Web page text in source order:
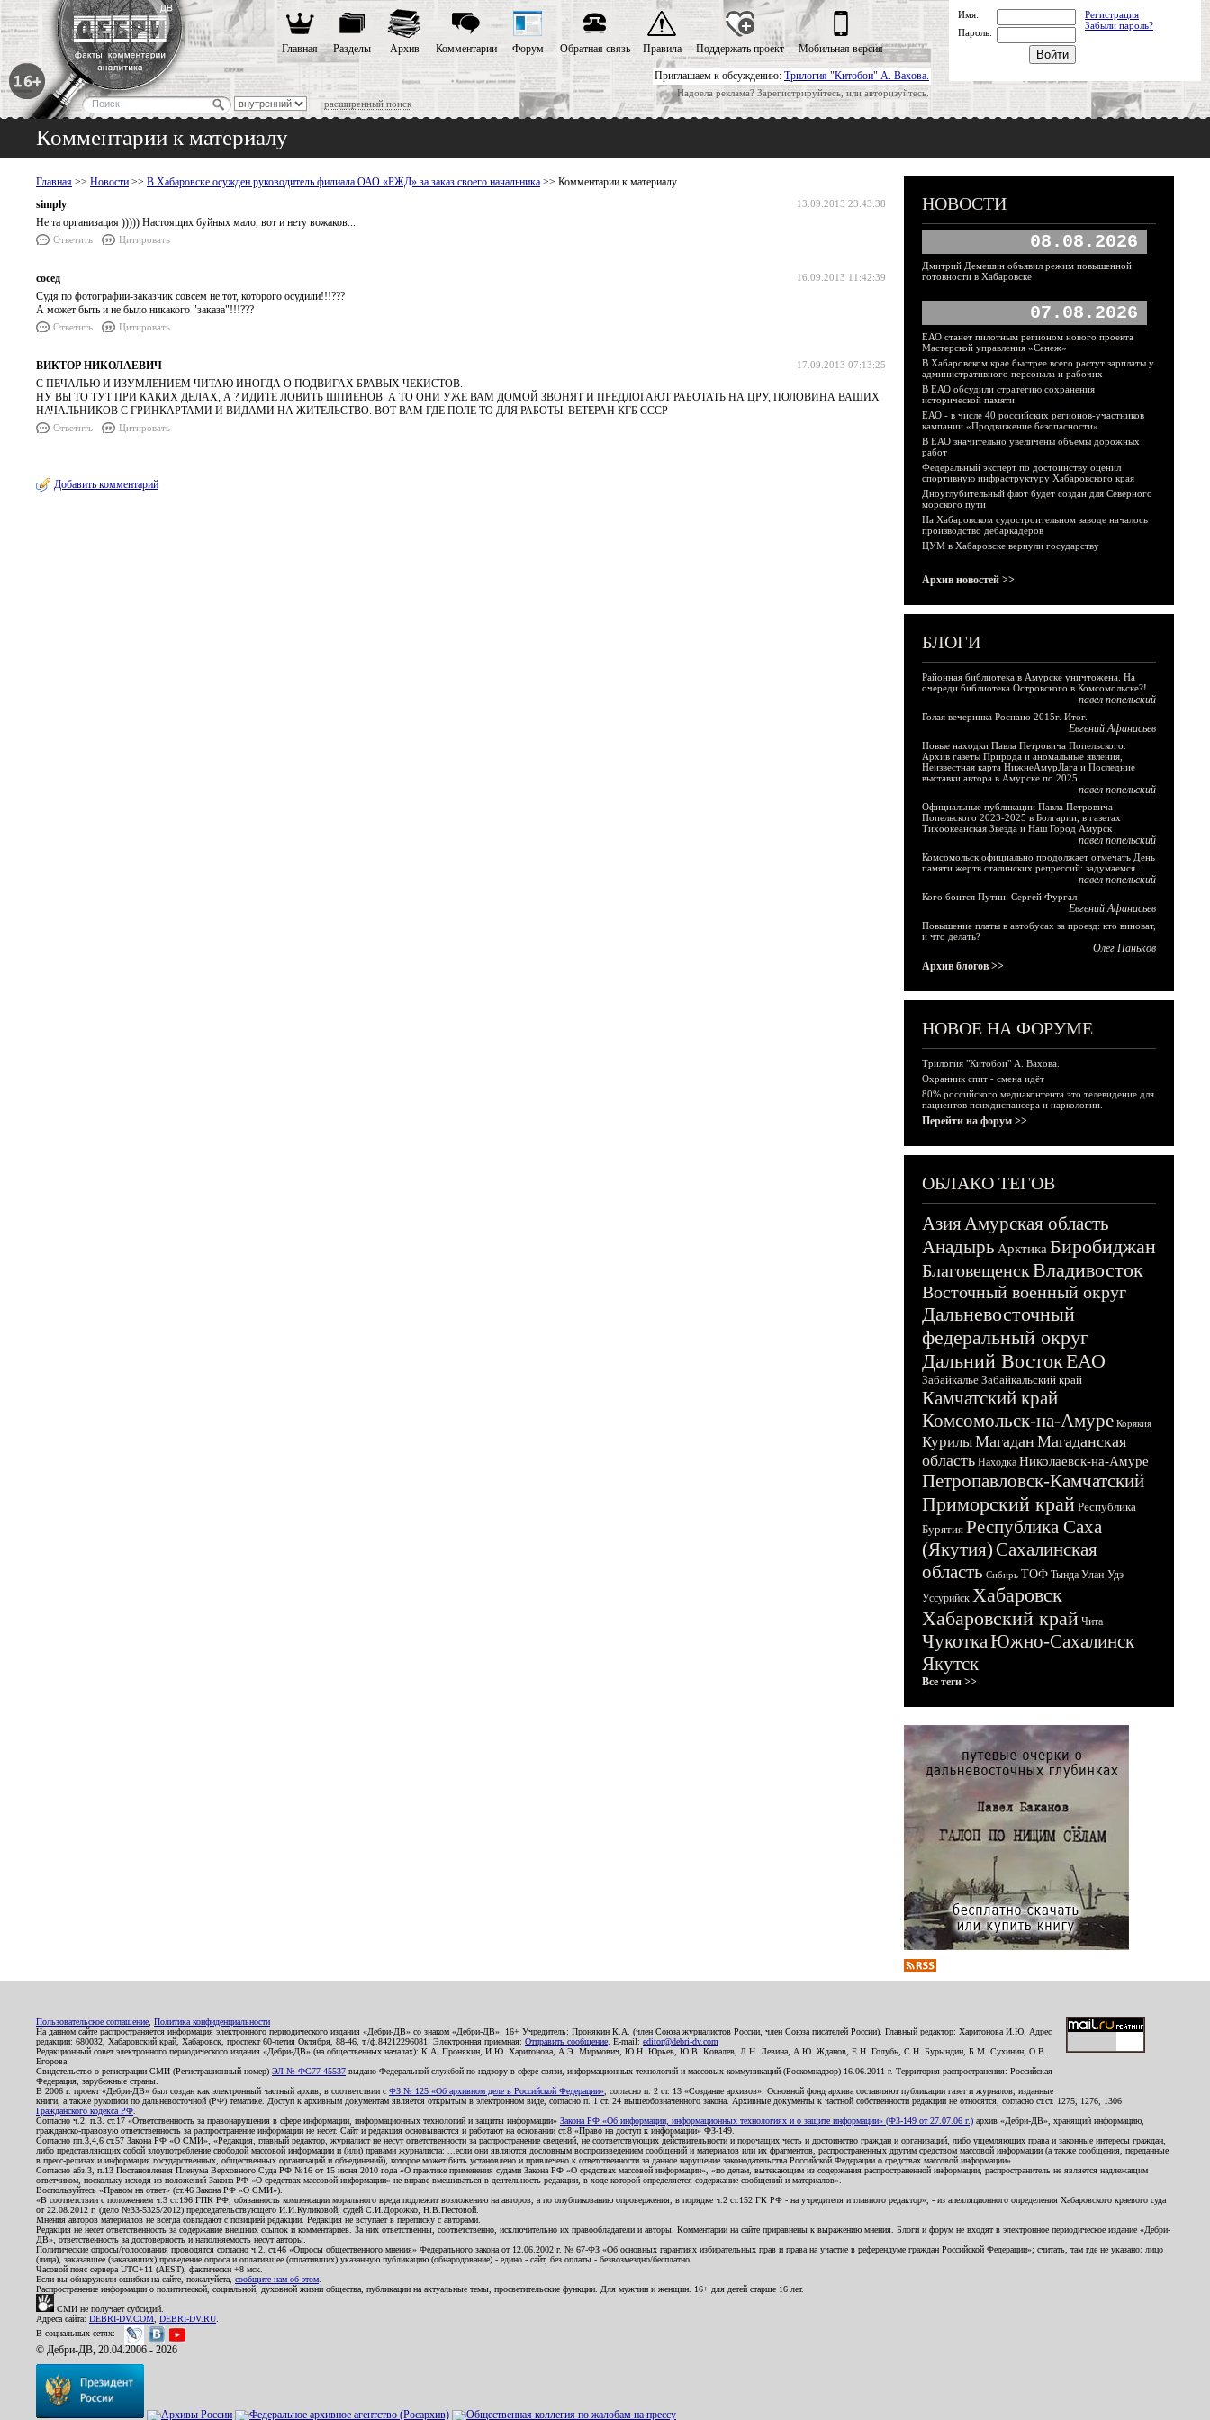
Приглашаем к обсуждению: Трилогия "Китобои" А. Вахова.
Надоела реклама? Зарегистрируйтесь, или авторизуйтесь.
расширенный поиск
Главная Разделы Архив Комментарии Форум Обратная связь Правила Поддержать проект Мобильная версия
Имя:
Регистрация
Забыли пароль?
Пароль:
Комментарии к материалу
Главная >> Новости >> В Хабаровске осужден руководитель филиала ОАО «РЖД» за заказ своего начальника >> Комментарии к материалу
13.09.2013 23:43:38
simply
Не та организация ))))) Настоящих буйных мало, вот и нету вожаков...
Ответить Цитировать
16.09.2013 11:42:39
сосед
Судя по фотографии-заказчик совсем не тот, которого осудили!!!???
А может быть и не было никакого "заказа"!!!???
Ответить Цитировать
17.09.2013 07:13:25
ВИКТОР НИКОЛАЕВИЧ
С ПЕЧАЛЬЮ И ИЗУМЛЕНИЕМ ЧИТАЮ ИНОГДА О ПОДВИГАХ БРАВЫХ ЧЕКИСТОВ.
НУ ВЫ ТО ТУТ ПРИ КАКИХ ДЕЛАХ, А ? ИДИТЕ ЛОВИТЬ ШПИЕНОВ. А ТО ОНИ УЖЕ ВАМ ДОМОЙ ЗВОНЯТ И ПРЕДЛОГАЮТ РАБОТАТЬ НА ЦРУ, ПОЛОВИНА ВАШИХ
НАЧАЛЬНИКОВ С ГРИНКАРТАМИ И ВИДАМИ НА ЖИТЕЛЬСТВО. ВОТ ВАМ ГДЕ ПОЛЕ ТО ДЛЯ РАБОТЫ. ВЕТЕРАН КГБ СССР
Ответить Цитировать
Добавить комментарий
НОВОСТИ
08.08.2026
Дмитрий Демешин объявил режим повышенной
готовности в Хабаровске
07.08.2026
ЕАО станет пилотным регионом нового проекта
Мастерской управления «Сенеж»
В Хабаровском крае быстрее всего растут зарплаты у
административного персонала и рабочих
В ЕАО обсудили стратегию сохранения
исторической памяти
ЕАО - в числе 40 российских регионов-участников
кампании «Продвижение безопасности»
В ЕАО значительно увеличены объемы дорожных
работ
Федеральный эксперт по достоинству оценил
спортивную инфраструктуру Хабаровского края
Дноуглубительный флот будет создан для Северного
морского пути
На Хабаровском судостроительном заводе началось
производство дебаркадеров
ЦУМ в Хабаровске вернули государству
Архив новостей >>
БЛОГИ
Районная библиотека в Амурске уничтожена. На
очереди библиотека Островского в Комсомольске?!
павел попельский
Голая вечеринка Роснано 2015г. Итог.
Евгений Афанасьев
Новые находки Павла Петровича Попельского:
Архив газеты Природа и аномальные явления,
Неизвестная карта НижнеАмурЛага и Последние
выставки автора в Амурске по 2025
павел попельский
Официальные публикации Павла Петровича
Попельского 2023-2025 в Болгарии, в газетах
Тихоокеанская Звезда и Наш Город Амурск
павел попельский
Комсомольск официально продолжает отмечать День
памяти жертв сталинских репрессий: задумаемся...
павел попельский
Кого боится Путин: Сергей Фургал
Евгений Афанасьев
Повышение платы в автобусах за проезд: кто виноват,
и что делать?
Олег Паньков
Архив блогов >>
НОВОЕ НА ФОРУМЕ
Трилогия "Китобои" А. Вахова.
Охранник спит - смена идёт
80% российского медиаконтента это телевидение для
пациентов психдиспансера и наркологии.
Перейти на форум >>
ОБЛАКО ТЕГОВ
АзияАмурская область
Анадырь Арктика Биробиджан
БлаговещенскВладивосток
Восточный военный округ
Дальневосточный
федеральный округ
Дальний ВостокЕАО
Забайкалье Забайкальский край
Камчатский край
Комсомольск-на-Амуре Корякия
КурилыМагадан Магаданская
область Находка Николаевск-на-Амуре
Петропавловск-Камчатский
Приморский край Республика
Бурятия Республика Саха
(Якутия)Сахалинская
область Сибирь ТОФ Тында Улан-Удэ
Уссурийск Хабаровск
Хабаровский край Чита
ЧукоткаЮжно-Сахалинск
Якутск
Все теги >>
Пользовательское соглашение Политика конфиденциальности
На данном сайте распространяется информация электронного периодического издания «Дебри-ДВ» со знаком «Дебри-ДВ». 16+ Учредитель: Пронякин К.А. (член Союза журналистов России, член Союза писателей России). Главный редактор: Харитонова И.Ю. Адрес
редакции: 680032, Хабаровский край, Хабаровск, проспект 60-летия Октября, 88-46, т./ф.84212296081. Электронная приемная: Отправить сообщение . E-mail: editor@debri-dv.com
Редакционный совет электронного периодического издания «Дебри-ДВ» (на общественных началах): К.А. Пронякин, И.Ю. Харитонова, А.Э. Мирмович, Ю.Н. Юрьев, Ю.В. Ковалев, Л.Н. Левина, А.Ю. Жданов, Е.Н. Голубь, С.Н. Бурындин, Б.М. Сухинин, О.В.
Егорова
Свидетельство о регистрации СМИ (Регистрационный номер) ЭЛ № ФС77-45537 выдано Федеральной службой по надзору в сфере связи, информационных технологий и массовых коммуникаций (Роскомнадзор) 16.06.2011 г. Территория распространения: Российская
Федерация, зарубежные страны.
В 2006 г. проект «Дебри-ДВ» был создан как электронный частный архив, в соответствии с ФЗ № 125 «Об архивном деле в Российской Федерации» , согласно п. 2 ст. 13 «Создание архивов». Основной фонд архива составляют публикации газет и журналов, изданные
книги, а также рукописи по дальневосточной (РФ) тематике. Доступ к архивным документам является открытым в электронном виде, согласно п. 1 ст. 24 вышеобозначенного закона. Архивные документы к частной собственности редакции не относятся, согласно ст.ст. 1275, 1276, 1306
Гражданского кодекса РФ
Согласно ч.2. п.3. ст.17 «Ответственность за правонарушения в сфере информации, информационных технологий и защиты информации» Закона РФ «Об информации, информационных технологиях и о защите информации» (ФЗ-149 от 27.07.06 г.) архив «Дебри-ДВ», хранящий информацию,
гражданско-правовую ответственность за распространение информации не несет. Сайт и редакция основываются и работают на основании ст.8 «Право на доступ к информации» ФЗ-149.
Согласно пп.3,4,6 ст.57 Закона РФ «О СМИ», «Редакция, главный редактор, журналист не несут ответственности за распространение сведений, не соответствующих действительности и порочащих честь и достоинство граждан и организаций, либо ущемляющих права и законные интересы граждан,
либо представляющих собой злоупотребление свободой массовой информации и (или) правами журналиста: ...если они являются дословным воспроизведением сообщений и материалов или их фрагментов, распространенных другим средством массовой информации (а также сообщения, переданные
в пресс-релизах и информация государственных, общественных организаций и объединений), которое может быть установлено и привлечено к ответственности за данное нарушение законодательства Российской Федерации о средствах массовой информации».
Согласно абз.3, п.13 Постановления Пленума Верховного Суда РФ №16 от 15 июня 2010 года «О практике применения судами Закона РФ «О средствах массовой информации», «по делам, вытекающим из содержания распространенной информации, распространитель не является надлежащим
ответчиком, поскольку исходя из положений Закона РФ «О средствах массовой информации» не вправе вмешиваться в деятельность редакции, в ходе которой определяется содержание сообщений и материалов».
Воспользуйтесь «Правом на ответ» (ст.46 Закона РФ «О СМИ»).
«В соответствии с положением ч.3 ст.196 ГПК РФ, обязанность компенсации морального вреда подлежит возложению на авторов, а по опубликованию опровержения, в порядке ч.2 ст.152 ГК РФ - на учредителя и главного редактор», - из апелляционного определения Хабаровского краевого суда
от 22.08.2012 г. (дело №33-5325/2012) председательствующего И.И.Куликовой, судей С.И.Дорожко, Н.В.Пестовой.
Мнения авторов материалов не всегда совпадают с позицией редакции. Редакция не вступает в переписку с авторами.
Редакция не несет ответственность за содержание внешних ссылок и комментариев. За них ответственны, соответственно, исключительно их правообладатели и авторы. Комментарии на сайте приравнены к выражению мнения. Блоги и форум не входят в электронное периодическое издание «Дебри-
ДВ», ответственность за достоверность и наполняемость несут авторы.
Политические опросы/голосования проводятся согласно ч.2. ст.46 «Опросы общественного мнения» Федерального закона от 12.06.2002 г. № 67-ФЗ «Об основных гарантиях избирательных прав и права на участие в референдуме граждан Российской Федерации»; считать, там где не указано: лицо
(лица), заказавшее (заказавших) проведение опроса и оплатившее (оплативших) указанную публикацию (обнародование) - едино - сайт, без оплаты - безвозмездно/бесплатно.
Часовой пояс сервера UTC+11 (AEST), фактически +8 мск.
Если вы обнаружили ошибки на сайте, пожалуйста, сообщите нам об этом
Распространение информации о политической, социальной, духовной жизни общества, публикации на актуальные темы, просветительские функции. Для мужчин и женщин. 16+ для детей старше 16 лет.
СМИ не получает субсидий.
Адреса сайта: DEBRI-DV.COM DEBRI-DV.RU
В социальных сетях:
© Дебри-ДВ, 20.04.2006 - 2026